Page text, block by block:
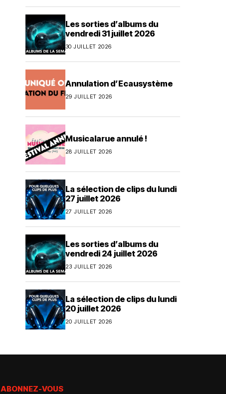
Les sorties d’albums du
vendredi 31 juillet 2026
30 JUILLET 2026
Annulation d’Ecausystème
29 JUILLET 2026
Musicalarue annulé !
28 JUILLET 2026
La sélection de clips du lundi
27 juillet 2026
27 JUILLET 2026
Les sorties d’albums du
vendredi 24 juillet 2026
23 JUILLET 2026
La sélection de clips du lundi
20 juillet 2026
20 JUILLET 2026
ABONNEZ-VOUS